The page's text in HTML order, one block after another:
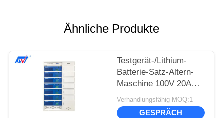
Ähnliche Produkte
Testgerät-/Lithium-
Batterie-Satz-Altern-
Maschine 100V 20A
der Batterie-AWT-7020
und der Zelle
Verhandlungsfähig MOQ:1
GESPRÄCH